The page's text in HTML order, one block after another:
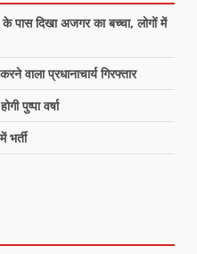
पास दिखा अजगर का बच्चा, लोगों में
वाला प्रधानाचार्य गिरफ्तार
पुष्पा वर्षा
भर्ती